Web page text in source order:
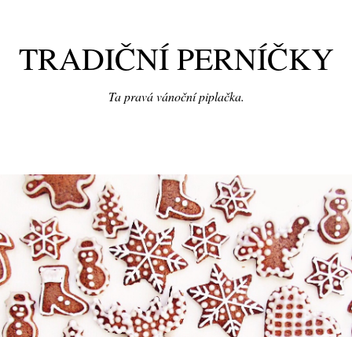
TRADIČNÍ PERNÍČKY
Ta pravá vánoční piplačka.